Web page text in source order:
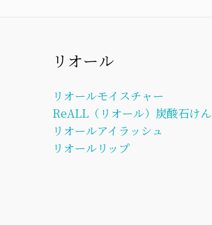
リオール
リオールモイスチャー
ReALL（リオール）炭酸石けん
リオールアイラッシュ
リオールリップ